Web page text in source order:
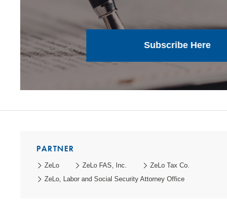
Subscribe Here
PARTNER
ZeLo ZeLo FAS, Inc.
ZeLo Tax Co.
ZeLo, Labor and Social Security Attorney Office